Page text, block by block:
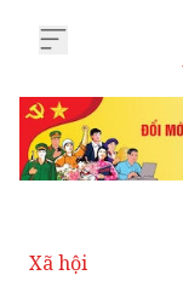
Xã hội